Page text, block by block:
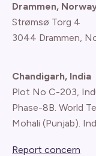
Drammen,
Strømsø Torg 4
3044 Drammen,
Chandigarh, India
Plot No C-203,
Phase-8B. World
Mohali (Punjab).
Report concern